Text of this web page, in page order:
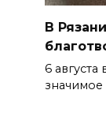
В
6